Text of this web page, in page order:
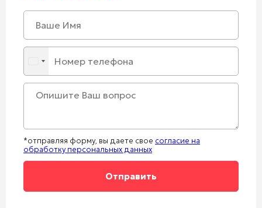
*отправляя форму, вы даете свое согласие на
обработку персональных данных